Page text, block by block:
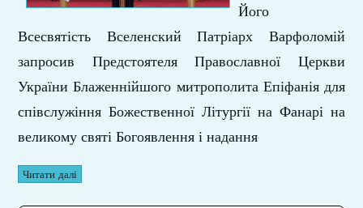
Його
Всесвятість Вселенский Патріарх Варфоломій
запросив Предстоятеля Православної Церкви
України Блаженнійшого митрополита Епіфанія для
співслужіння Божественної Літургії на Фанарі на
великому святі Богоявлення і надання
Читати далі